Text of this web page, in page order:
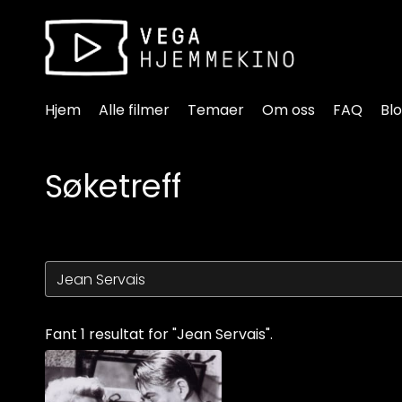
Tilgjengelighetslenker
Hjem Alle filmer Temaer Om oss FAQ
Søketreff
Fant 1 resultat for "Jean Servais".